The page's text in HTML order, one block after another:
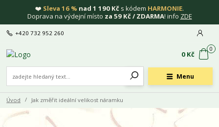
❤️ Sleva 16 % nad 1 190 Kč s kódem HARMONIE.
Doprava na výdejní místo za 59 Kč / ZDARMA! info ZDE
Menu
+420 732 952 260
0
0 Kč
Úvod Jak změřit ideální velikost náramku